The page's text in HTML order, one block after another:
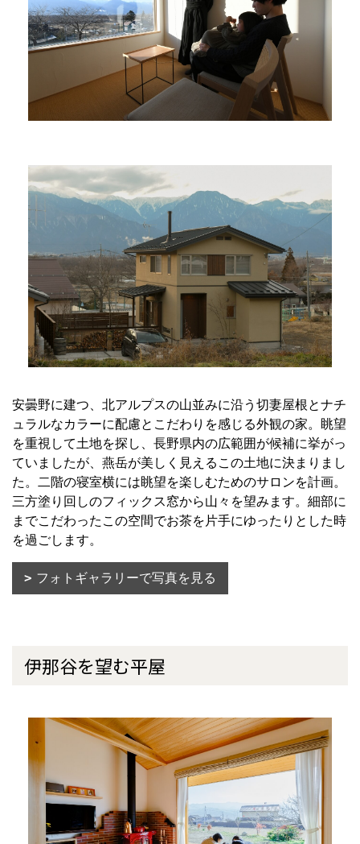
安曇野に建つ、北アルプスの山並みに沿う切妻屋根とナチ
ュラルなカラーに配慮とこだわりを感じる外観の家。眺望
を重視して土地を探し、長野県内の広範囲が候補に挙がっ
ていましたが、燕岳が美しく見えるこの土地に決まりまし
た。二階の寝室横には眺望を楽しむためのサロンを計画。
三方塗り回しのフィックス窓から山々を望みます。細部に
までこだわったこの空間でお茶を片手にゆったりとした時
を過ごします。
フォトギャラリーで写真を見る
伊那谷を望む平屋